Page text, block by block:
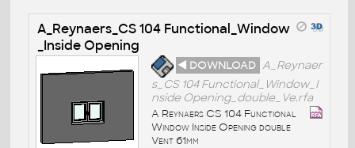
A_Reynaers_CS 104 Functional_Window
_Inside Opening
◄ DOWNLOAD A_Reynaer
s_CS 104 Functional_Window_I
nside Opening_double_Ve.rfa
A Reynaers CS 104 Functional
Window Inside Opening double
Vent 61mm